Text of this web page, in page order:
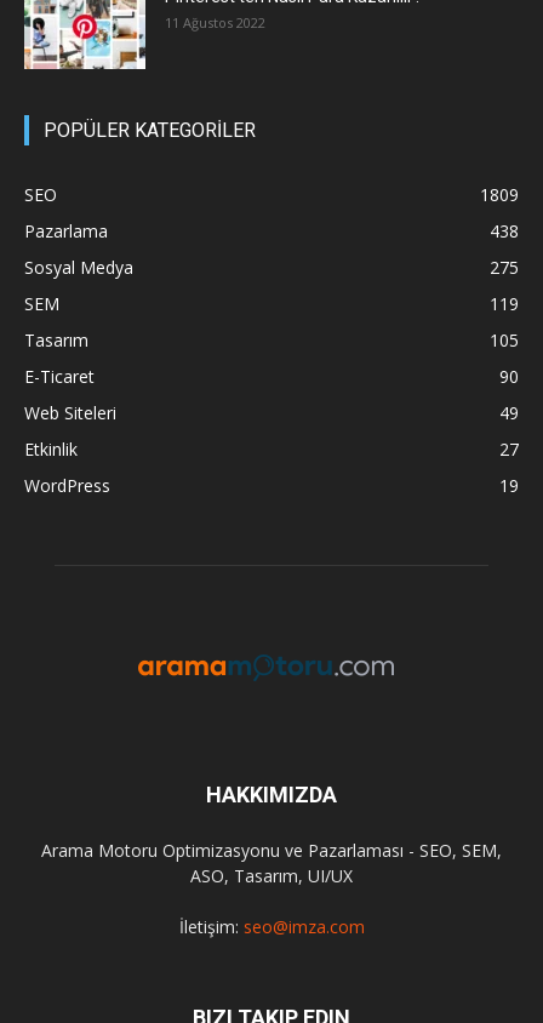
11 Ağustos 2022
POPÜLER KATEGORİLER
SEO
1809
Pazarlama
438
Sosyal Medya
275
SEM
119
Tasarım
105
E-Ticaret
90
Web Siteleri
49
Etkinlik
27
WordPress
19
HAKKIMIZDA
Arama Motoru Optimizasyonu ve Pazarlaması - SEO, SEM,
ASO, Tasarım, UI/UX
İletişim: seo@imza.com